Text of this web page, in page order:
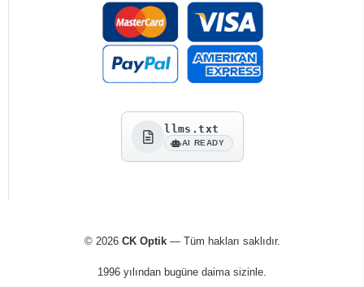
llms.txt
AI READY
© 2026 CK Optik— Tüm hakları saklıdır.
1996 yılından bugüne daima sizinle.